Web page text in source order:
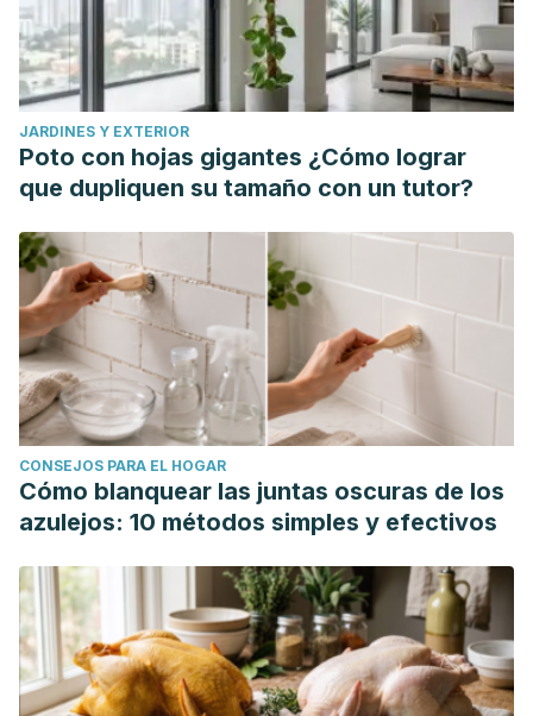
JARDINES Y EXTERIOR
Poto con hojas gigantes ¿Cómo lograr
que dupliquen su tamaño con un tutor?
CONSEJOS PARA EL HOGAR
Cómo blanquear las juntas oscuras de los
azulejos: 10 métodos simples y efectivos